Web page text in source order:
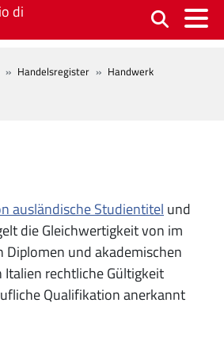
di
Handelsregister
Handwerk
ausländische Studientitel und
die Gleichwertigkeit von im
Diplomen und akademischen
rechtliche Gültigkeit
Qualifikation anerkannt